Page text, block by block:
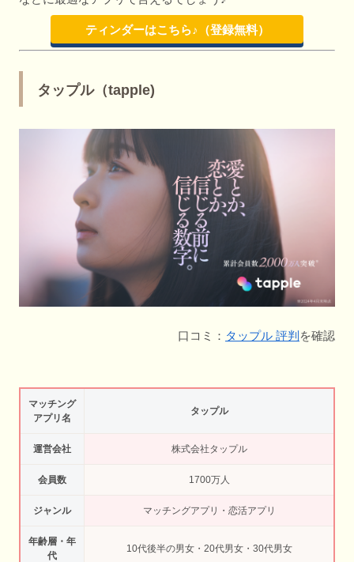
ティンダーはこちら♪（登録無料）
タップル（tapple)
口コミ： タップル 評判 を確認
マッチング
アプリ名
タップル
運営会社 株式会社タップル
会員数 1700万人
ジャンル マッチングアプリ・恋活アプリ
年齢層・年
代
10代後半の男女・20代男女・30代男女